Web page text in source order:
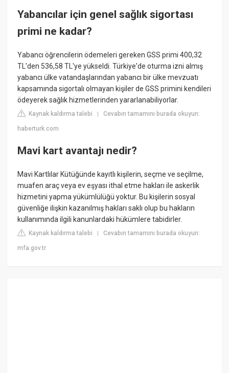
Yabancılar için genel sağlık sigortası
primi ne kadar?
Yabancı öğrencilerin ödemeleri gereken GSS primi 400,32
TL'den 536,58 TL'ye yükseldi. Türkiye'de oturma izni almış
yabancı ülke vatandaşlarından yabancı bir ülke mevzuatı
kapsamında sigortalı olmayan kişiler de GSS primini kendileri
ödeyerek sağlık hizmetlerinden yararlanabiliyorlar.
Kaynak kaldırma talebi |Cevabın tamamını burada okuyun:
haberturk.com
Mavi kart avantajı nedir?
Mavi Kartlılar Kütüğünde kayıtlı kişilerin, seçme ve seçilme,
muafen araç veya ev eşyası ithal etme hakları ile askerlik
hizmetini yapma yükümlülüğü yoktur. Bu kişilerin sosyal
güvenliğe ilişkin kazanılmış hakları saklı olup bu hakların
kullanımında ilgili kanunlardaki hükümlere tabidirler.
Kaynak kaldırma talebi |Cevabın tamamını burada okuyun:
mfa.gov.tr